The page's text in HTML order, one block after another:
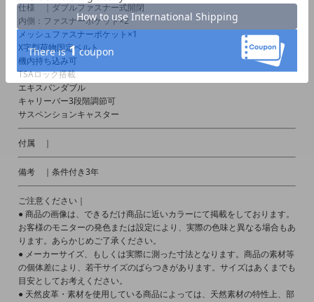
仕様 ｜ダブルファスナー式開閉
内側：ファスナーポケット×2
メッシュファスナーポケット×1
X字型荷物固定ベルト
機内持ち込み可
TSAロック搭載
エキスパンダブル
キャリーバー3段階調節可
サスペンションキャスター
付属 ｜
備考 ｜条件付き3年
ご注意ください｜
● 商品の画像は、できるだけ商品に近いカラーにて掲載をしております。
お客様のモニターの発色または設定により、実際の色味と異なる場合もあ
ります。あらかじめご了承ください。
● メーカーサイズ、もしくは実際に測った寸法となります。商品の素材等
の個体差により、若干サイズのばらつきがあります。サイズはあくまでも
目安としてお考えください。
● 天然皮革・素材を使用している商品によっては、天然素材の特性上、部